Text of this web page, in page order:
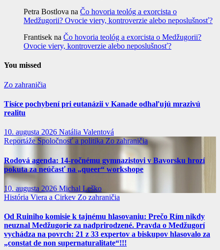
Petra Bostlova na Čo hovoria teológ a exorcista o
Medžugorii? Ovocie viery, kontroverzie alebo neposlušnosť?
Frantisek na Čo hovoria teológ a exorcista o Medžugorii?
Ovocie viery, kontroverzie alebo neposlušnosť?
You missed
Zo zahraničia
Tisíce pochybení pri eutanázii v Kanade odhaľujú mrazivú
realitu
10. augusta 2026 Natália Valentová
Reportáže Spoločnosť a politika Zo zahraničia
Rodová agenda: 14-ročnému gymnazistovi v Bavorsku hrozí
pokuta za neúčasť na „queer“ workshope
10. augusta 2026 Michal Leško
História Viera a Cirkev Zo zahraničia
Od Ruiniho komisie k tajnému hlasovaniu: Prečo Rím nikdy
neuznal Medžugorie za nadprirodzené. Pravda o Medžugorí
vychádza na povrch: 21 z 33 expertov a biskupov hlasovalo za
„constat de non supernaturalitate“!!!